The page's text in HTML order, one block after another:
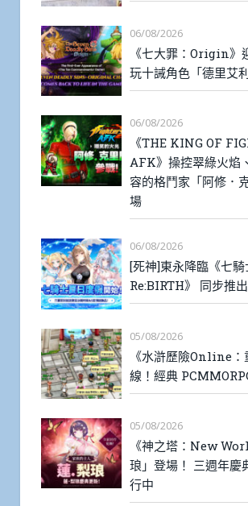
06/08/2026
《七大罪：Origin》
玩十誡角色「德里艾利
06/08/2026
《THE KING OF
AFK》操控翠綠火焰
容的格鬥家「阿修．
場
06/08/2026
[死神]東永降臨《七騎
Re:BIRTH》 同步推
05/08/2026
《水滸歷險Online：
線！經典
05/08/2026
《神之塔：New
琅」登場！ 三週年慶
行中